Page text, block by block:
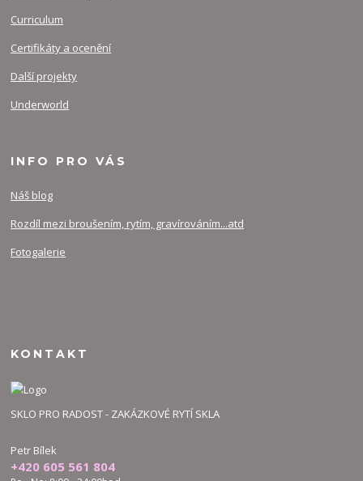
Curriculum
Certifikáty a ocenění
Další projekty
Underworld
INFO PRO VÁS
Náš blog
Rozdíl mezi broušením, rytím, gravírováním...atd
Fotogalerie
KONTAKT
SKLO PRO RADOST - ZAKÁZKOVÉ RYTÍ SKLA
Petr Bílek
+420 605 561 804